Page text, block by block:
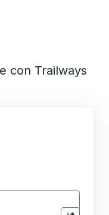
con Trailways
de origen para abrir